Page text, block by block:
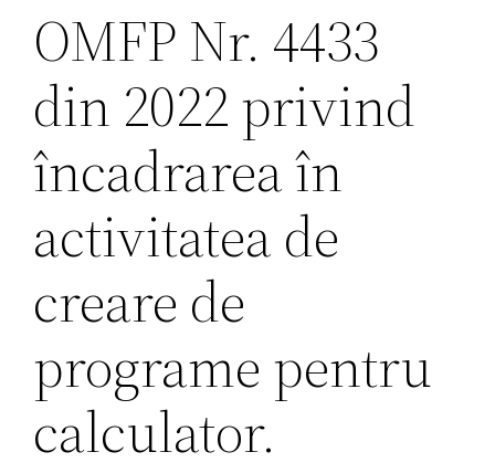
OMFP Nr. 4433
din 2022 privind
încadrarea în
activitatea de
creare de
programe pentru
calculator.